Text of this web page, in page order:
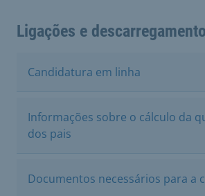
Ligações e
Candidatura em linha
Informações sobre o cálculo da
dos pais
Documentos necessários para a